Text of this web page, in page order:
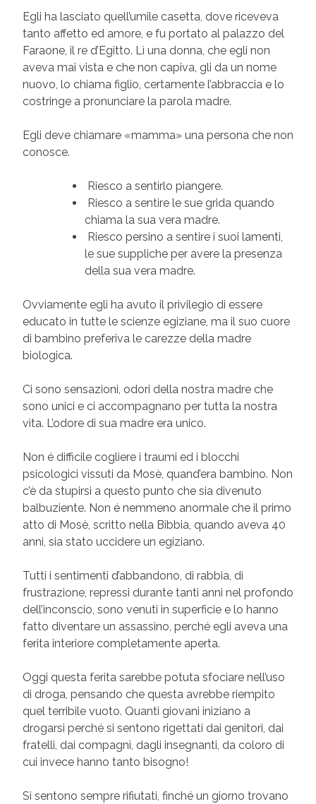
Egli ha lasciato quell’umile casetta, dove riceveva
tanto affetto ed amore, e fu portato al palazzo del
Faraone, il re d’Egitto. Lì una donna, che egli non
aveva mai vista e che non capiva, gli da un nome
nuovo, lo chiama figlio, certamente l’abbraccia e lo
costringe a pronunciare la parola madre.
Egli deve chiamare «mamma» una persona che non
conosce.
Riesco a sentirlo piangere.
Riesco a sentire le sue grida quando
chiama la sua vera madre.
Riesco persino a sentire i suoi lamenti,
le sue suppliche per avere la presenza
della sua vera madre.
Ovviamente egli ha avuto il privilegio di essere
educato in tutte le scienze egiziane, ma il suo cuore
di bambino preferiva le carezze della madre
biologica.
Ci sono sensazioni, odori della nostra madre che
sono unici e ci accompagnano per tutta la nostra
vita. L’odore di sua madre era unico.
Non é difficile cogliere i traumi ed i blocchi
psicologici vissuti da Mosè, quand’era bambino. Non
c’è da stupirsi a questo punto che sia divenuto
balbuziente. Non é nemmeno anormale che il primo
atto di Mosè, scritto nella Bibbia, quando aveva 40
anni, sia stato uccidere un egiziano.
Tutti i sentimenti d’abbandono, di rabbia, di
frustrazione, repressi durante tanti anni nel profondo
dell’inconscio, sono venuti in superficie e lo hanno
fatto diventare un assassino, perché egli aveva una
ferita interiore completamente aperta.
Oggi questa ferita sarebbe potuta sfociare nell’uso
di droga, pensando che questa avrebbe riempito
quel terribile vuoto. Quanti giovani iniziano a
drogarsi perché si sentono rigettati dai genitori, dai
fratelli, dai compagni, dagli insegnanti, da coloro di
cui invece hanno tanto bisogno!
Si sentono sempre rifiutati, finché un giorno trovano